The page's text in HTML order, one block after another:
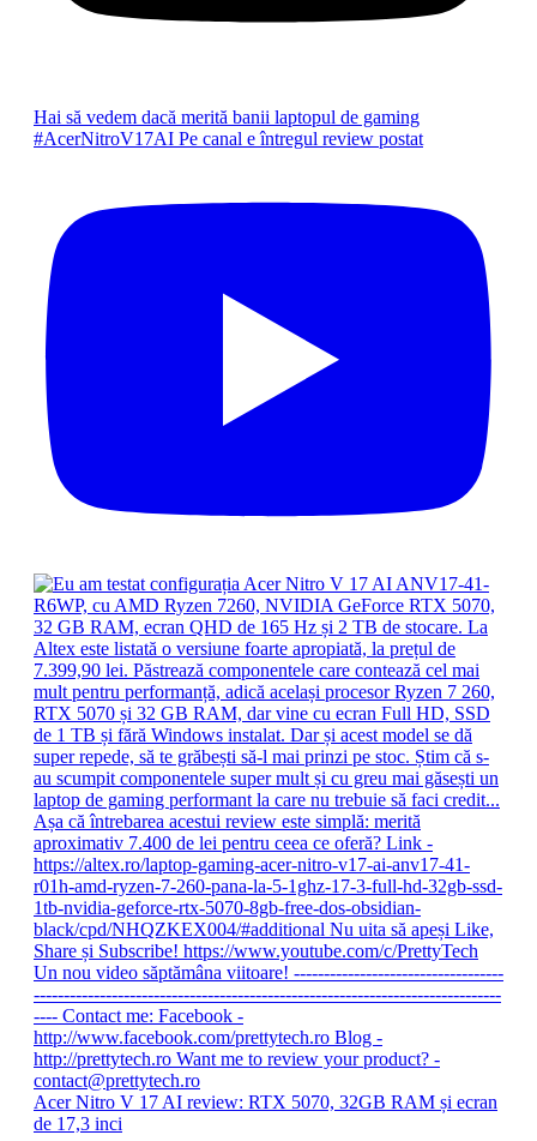
Hai să vedem dacă merită banii laptopul de gaming
#AcerNitroV17AI Pe canal e întregul review postat
Acer Nitro V 17 AI review: RTX 5070, 32GB RAM și ecran
de 17,3 inci